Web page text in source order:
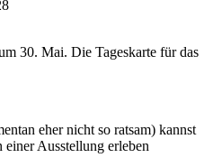
30. Mai. Die Tageskarte für das
eher nicht so ratsam) kannst
Ausstellung erleben